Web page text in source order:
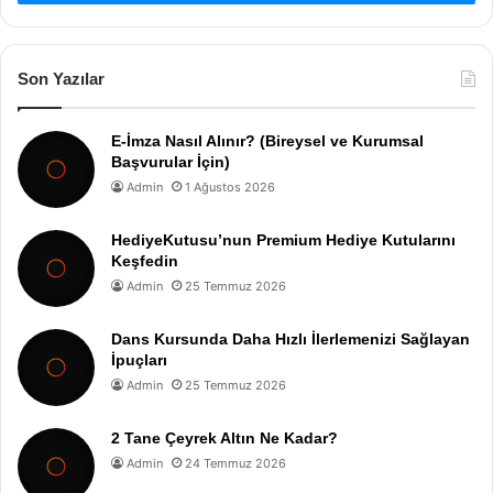
Son Yazılar
E-İmza Nasıl Alınır? (Bireysel ve Kurumsal
Başvurular İçin)
Admin 1 Ağustos 2026
HediyeKutusu’nun Premium Hediye Kutularını
Keşfedin
Admin 25 Temmuz 2026
Dans Kursunda Daha Hızlı İlerlemenizi Sağlayan
İpuçları
Admin 25 Temmuz 2026
2 Tane Çeyrek Altın Ne Kadar?
Admin 24 Temmuz 2026